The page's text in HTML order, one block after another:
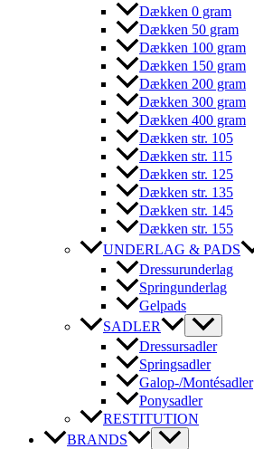
Dækken 0 gram
Dækken 50 gram
Dækken 100 gram
Dækken 150 gram
Dækken 200 gram
Dækken 300 gram
Dækken 400 gram
Dækken str. 105
Dækken str. 115
Dækken str. 125
Dækken str. 135
Dækken str. 145
Dækken str. 155
UNDERLAG & PADS
Dressurunderlag
Springunderlag
Gelpads
SADLER
Dressursadler
Springsadler
Galop-/Montésadler
Ponysadler
RESTITUTION
BRANDS